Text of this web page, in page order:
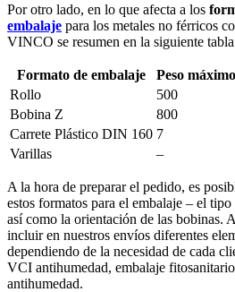
Por otro lado, en lo que afecta a los
embalaje para los metales no férricos
VINCO se resumen en la siguiente
Formato de embalaje
Peso
Rollo
500
Bobina Z
800
Carrete Plástico DIN 160 7
Varillas
–
A la hora de preparar el pedido, es
estos formatos para el embalaje – el
así como la orientación de las bobinas.
incluir en nuestros envíos diferentes
dependiendo de la necesidad de cada
VCI antihumedad, embalaje
antihumedad.